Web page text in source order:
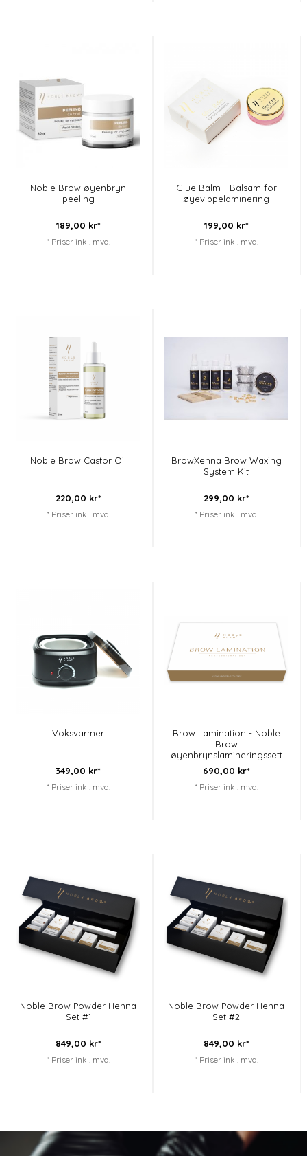
Noble Brow øyenbryn
peeling
189,00 kr*
* Priser inkl. mva.
Glue Balm - Balsam for
øyevippelaminering
199,00 kr*
* Priser inkl. mva.
Noble Brow Castor Oil
220,00 kr*
* Priser inkl. mva.
BrowXenna Brow Waxing
System Kit
299,00 kr*
* Priser inkl. mva.
Voksvarmer
349,00 kr*
* Priser inkl. mva.
Brow Lamination - Noble
Brow
øyenbrynslamineringssett
690,00 kr*
* Priser inkl. mva.
Noble Brow Powder Henna
Set #1
849,00 kr*
* Priser inkl. mva.
Noble Brow Powder Henna
Set #2
849,00 kr*
* Priser inkl. mva.